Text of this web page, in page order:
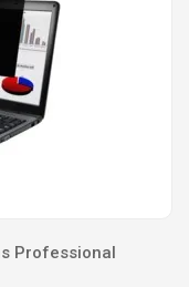
Professional